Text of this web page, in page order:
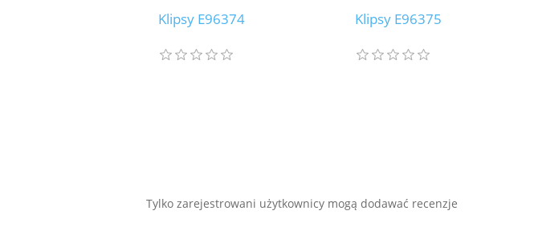
Klipsy E96374 Klipsy E96375
Tylko zarejestrowani użytkownicy mogą dodawać recenzje